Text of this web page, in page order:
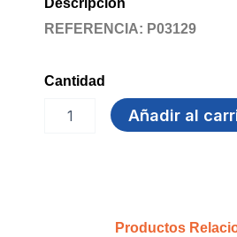
REFERENCIA: P03129
Cantidad
ADHESIVO
Añadir al
Productos